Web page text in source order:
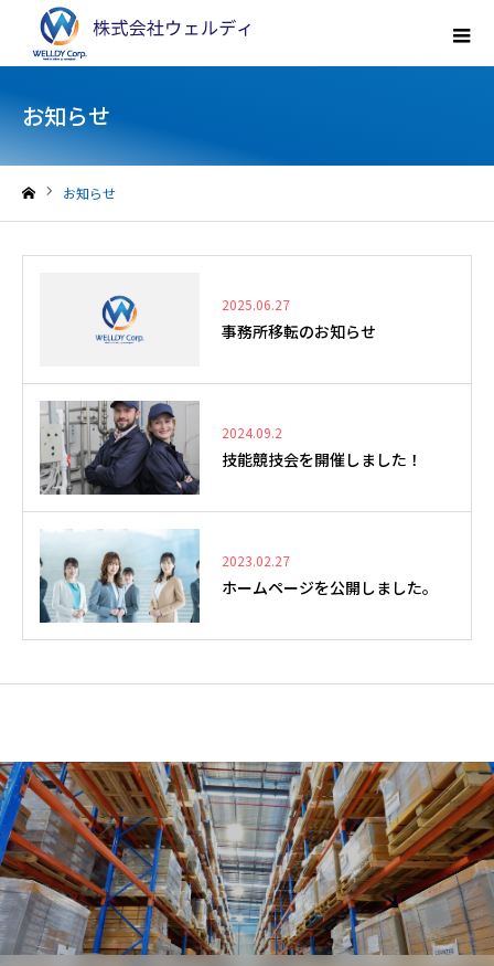
お知らせ
お知らせ
2025.06.27
事務所移転のお知らせ
2024.09.2
技能競技会を開催しました！
2023.02.27
ホームページを公開しました。